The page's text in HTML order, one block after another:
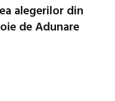
alegerilor din
de Adunare